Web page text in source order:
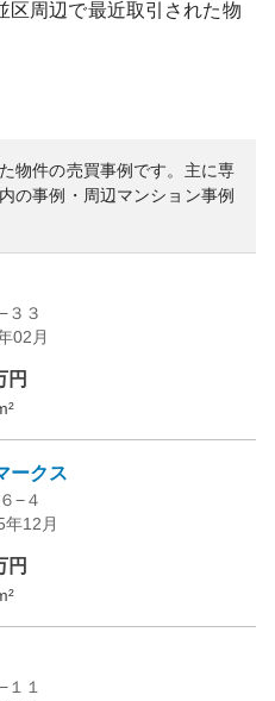
区周辺で最近取引された物
物件の売買事例です。 主に専
の事例・周辺マンション事例
３３
02月
円
ークス
−４
12月
円
１